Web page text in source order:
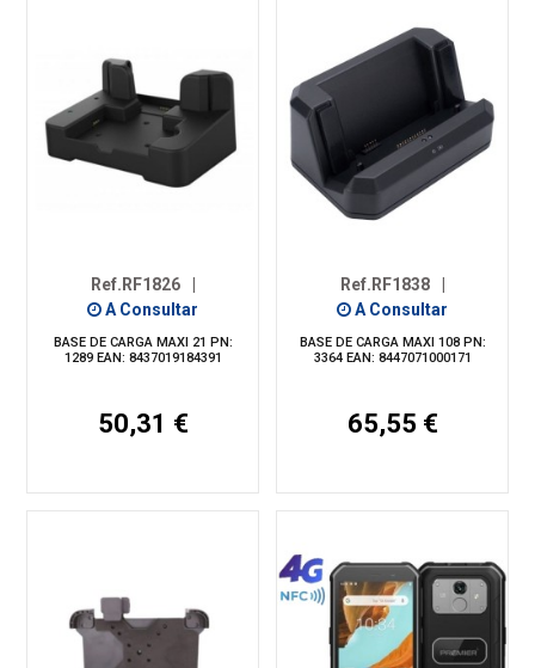
Ref.RF1826
A Consultar
BASE DE CARGA MAXI 21 PN:
1289 EAN: 8437019184391
50,31 €
Ref.RF1838
A Consultar
BASE DE CARGA MAXI 108 PN:
3364 EAN: 8447071000171
65,55 €